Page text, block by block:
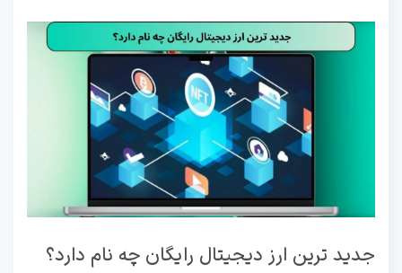
جدید ترین ارز دیجیتال رایگان چه نام دارد؟